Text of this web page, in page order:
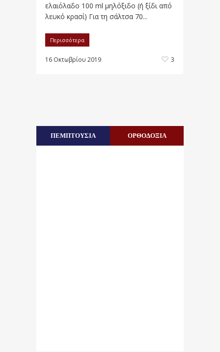
ελαιόλαδο 100 ml μηλόξιδο (ή ξίδι από
λευκό κρασί) Για τη σάλτσα 70...
Περισσότερα
16 Οκτωβρίου 2019 3
ΠΕΜΠΤΟΥΣΙΑ ΟΡΘΟΔΟΞΙΑ